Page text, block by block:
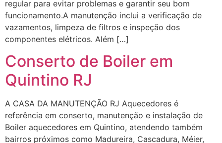
regular para evitar problemas e garantir seu bom
funcionamento.A manutenção inclui a verificação de
vazamentos, limpeza de filtros e inspeção dos
componentes elétricos. Além […]
Conserto de Boiler em
Quintino RJ
A CASA DA MANUTENÇÃO RJ Aquecedores é
referência em conserto, manutenção e instalação de
Boiler aquecedores em Quintino, atendendo também
bairros próximos como Madureira, Cascadura, Méier,